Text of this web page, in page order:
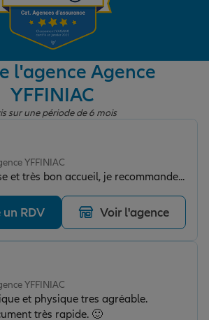
de la vie
l'agence Agence
YFFINIAC
sur une période de 6 mois
YFFINIAC
et très bon accueil, je recommande...
un RDV Voir l'agence
YFFINIAC
et physique tres agréable.
très rapide. 🙂